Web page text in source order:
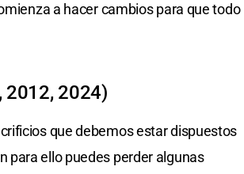
a hacer cambios para que todo
2012, 2024)
que debemos estar dispuestos
para ello puedes perder algunas